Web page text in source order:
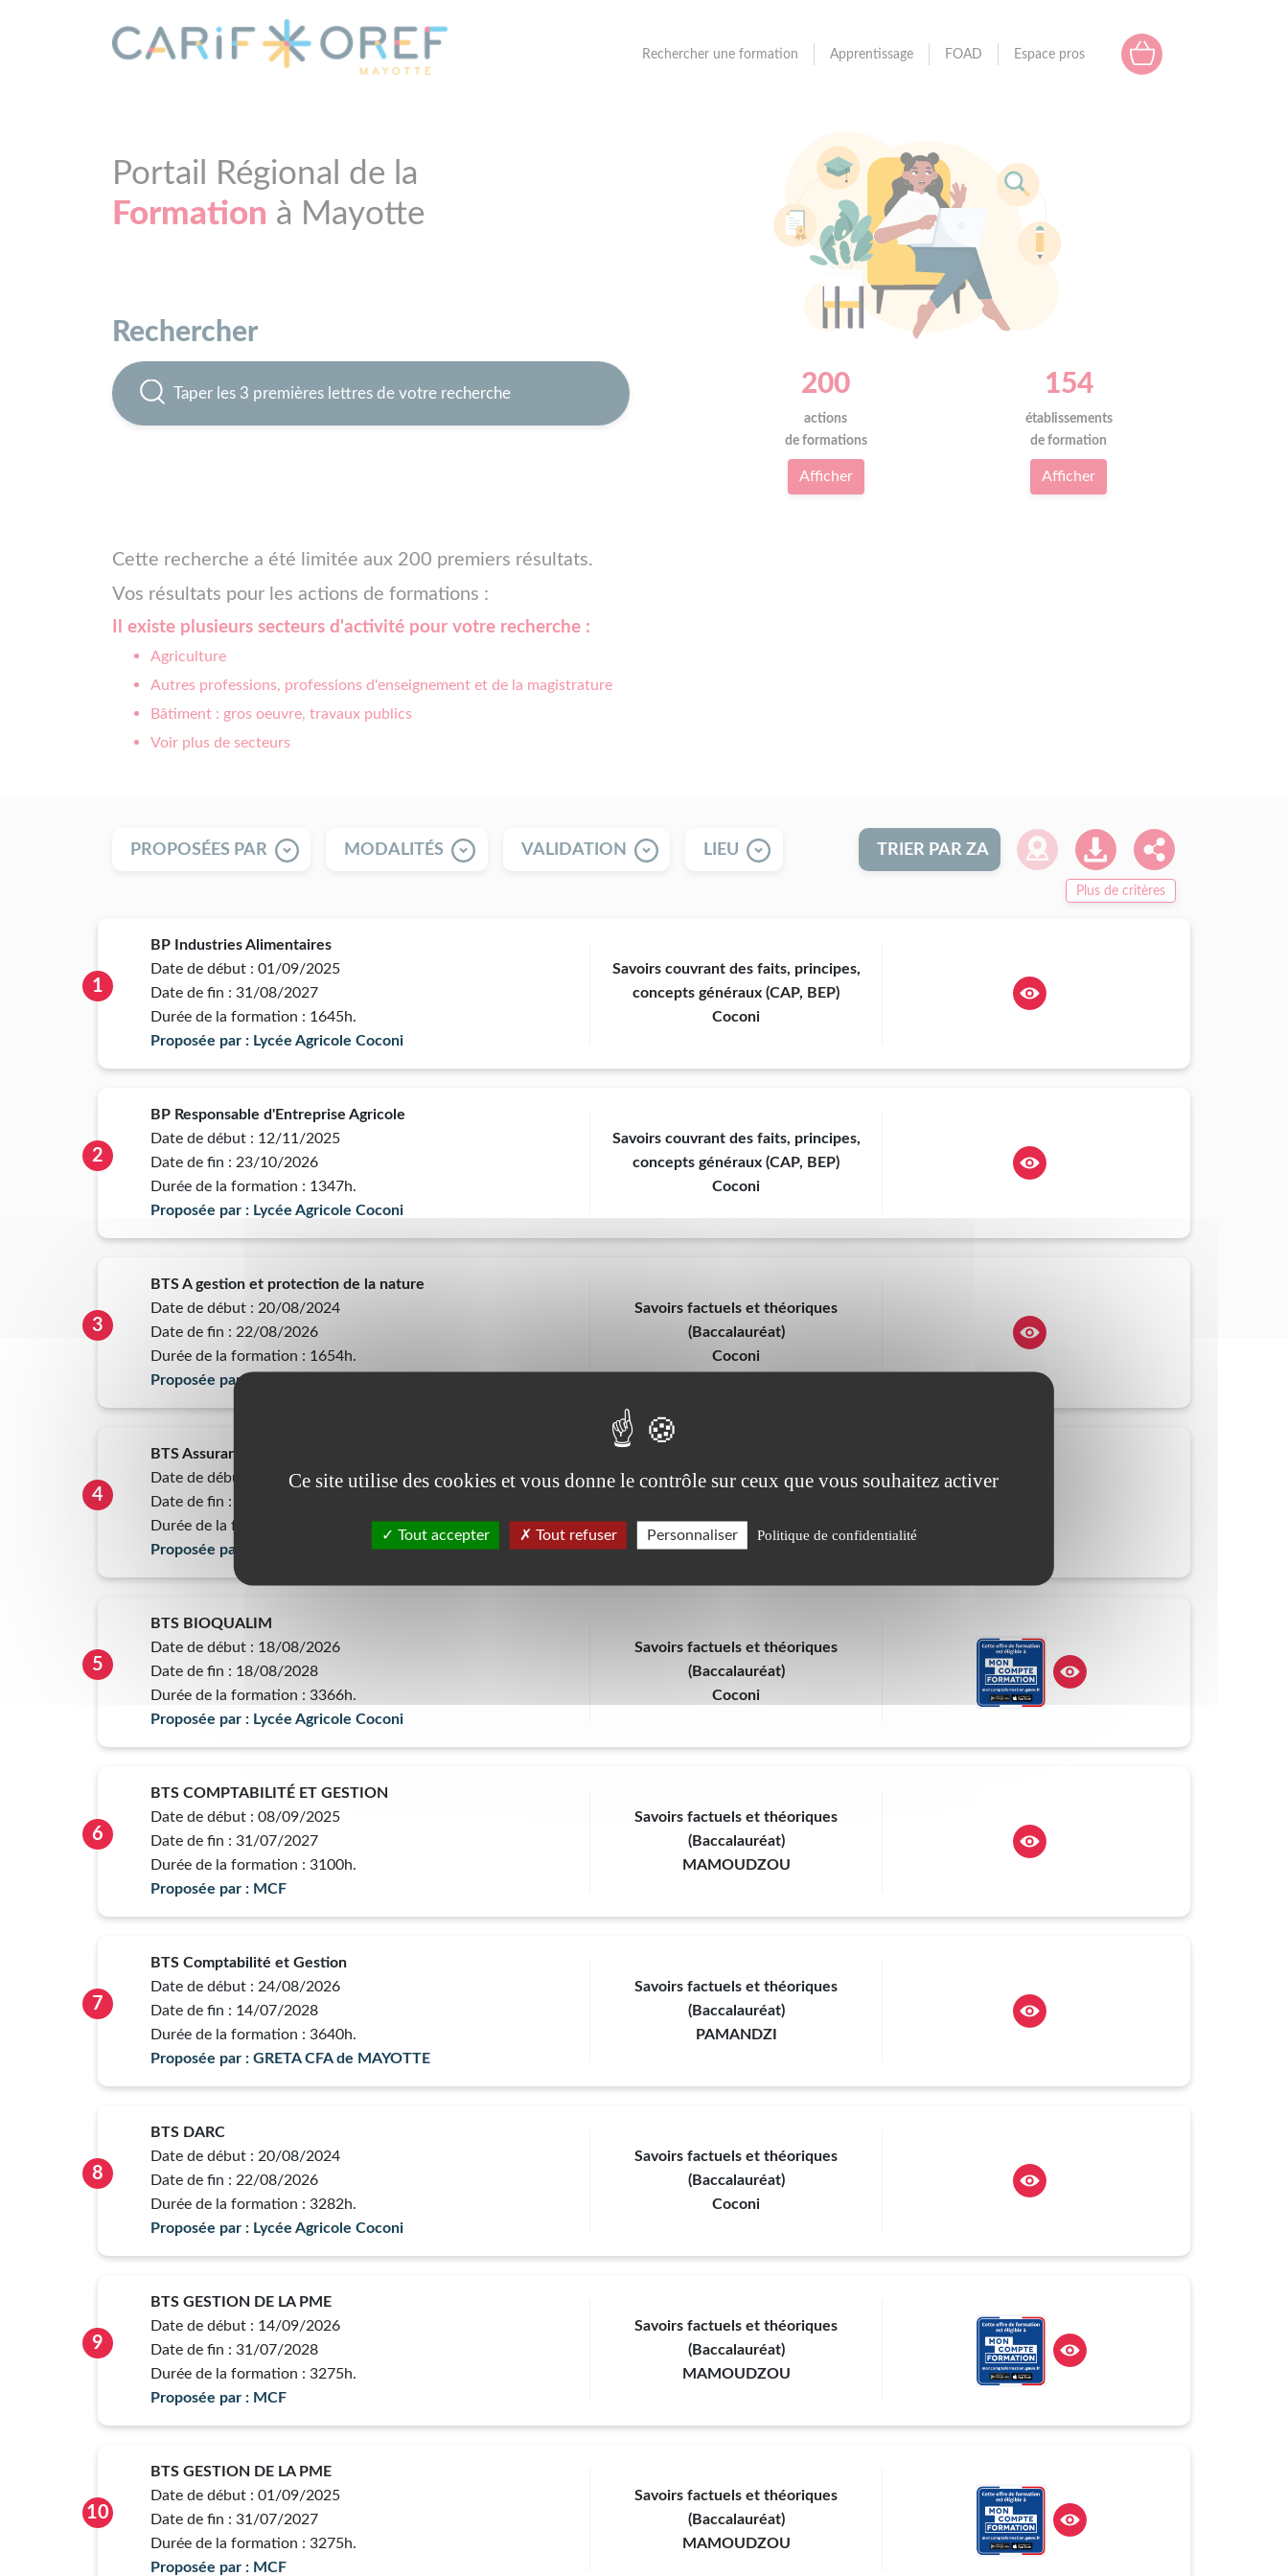
Rechercher une formation Apprentissage FOAD Espace pros
Portail Régional de la
Formation à Mayotte
Rechercher
200
actions
de formations
Afficher
154
établissements
de formation
Afficher
Cette recherche a été limitée aux 200 premiers résultats.
Vos résultats pour les actions de formations :
Il existe plusieurs secteurs d'activité pour votre recherche :
Agriculture
Autres professions, professions d'enseignement et de la magistrature
Bâtiment : gros oeuvre, travaux publics
Voir plus de secteurs
PROPOSÉES PAR MODALITÉS VALIDATION LIEU TRIER PAR ZA
Plus de critères
1
BP Industries Alimentaires
Date de début : 01/09/2025
Date de fin : 31/08/2027
Durée de la formation : 1645h.
Proposée par : Lycée Agricole Coconi
Savoirs couvrant des faits, principes,
concepts généraux (CAP, BEP)
Coconi
2
BP Responsable d'Entreprise Agricole
Date de début : 12/11/2025
Date de fin : 23/10/2026
Durée de la formation : 1347h.
Proposée par : Lycée Agricole Coconi
Savoirs couvrant des faits, principes,
concepts généraux (CAP, BEP)
Coconi
3
BTS A gestion et protection de la nature
Date de début : 20/08/2024
Date de fin : 22/08/2026
Durée de la formation : 1654h.
Proposée par : Lycée Agricole Coconi
Savoirs factuels et théoriques
(Baccalauréat)
Coconi
4
BTS Assurance
Date de début : 25/08/2026
Date de fin : 13/07/2028
Durée de la formation : 1350h.
Proposée par : GRETA CFA de MAYOTTE
Savoirs factuels et théoriques
PAMANDZI
5
BTS BIOQUALIM
Date de début : 18/08/2026
Date de fin : 18/08/2028
Durée de la formation : 3366h.
Proposée par : Lycée Agricole Coconi
Savoirs factuels et théoriques
(Baccalauréat)
Coconi
6
BTS COMPTABILITÉ ET GESTION
Date de début : 08/09/2025
Date de fin : 31/07/2027
Durée de la formation : 3100h.
Proposée par : MCF
Savoirs factuels et théoriques
(Baccalauréat)
MAMOUDZOU
7
BTS Comptabilité et Gestion
Date de début : 24/08/2026
Date de fin : 14/07/2028
Durée de la formation : 3640h.
Proposée par : GRETA CFA de MAYOTTE
Savoirs factuels et théoriques
(Baccalauréat)
PAMANDZI
8
BTS DARC
Date de début : 20/08/2024
Date de fin : 22/08/2026
Durée de la formation : 3282h.
Proposée par : Lycée Agricole Coconi
Savoirs factuels et théoriques
(Baccalauréat)
Coconi
9
BTS GESTION DE LA PME
Date de début : 14/09/2026
Date de fin : 31/07/2028
Durée de la formation : 3275h.
Proposée par : MCF
Savoirs factuels et théoriques
(Baccalauréat)
MAMOUDZOU
10
BTS GESTION DE LA PME
Date de début : 01/09/2025
Date de fin : 31/07/2027
Durée de la formation : 3275h.
Proposée par : MCF
Savoirs factuels et théoriques
(Baccalauréat)
MAMOUDZOU
Ce site utilise des cookies et vous donne le contrôle sur ceux que vous souhaitez activer
Tout accepter Tout refuser Personnaliser Politique de confidentialité